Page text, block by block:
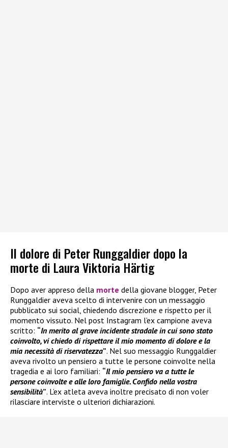
Il dolore di Peter Runggaldier dopo la
morte di Laura Viktoria Härtig
Dopo aver appreso della morte della giovane blogger, Peter
Runggaldier aveva scelto di intervenire con un messaggio
pubblicato sui social, chiedendo discrezione e rispetto per il
momento vissuto. Nel post Instagram l’ex campione aveva
scritto: “In merito al grave incidente stradale in cui sono stato
coinvolto, vi chiedo di rispettare il mio momento di dolore e la
mia necessità di riservatezza”. Nel suo messaggio Runggaldier
aveva rivolto un pensiero a tutte le persone coinvolte nella
tragedia e ai loro familiari: “Il mio pensiero va a tutte le
persone coinvolte e alle loro famiglie. Confido nella vostra
sensibilità”. L’ex atleta aveva inoltre precisato di non voler
rilasciare interviste o ulteriori dichiarazioni.